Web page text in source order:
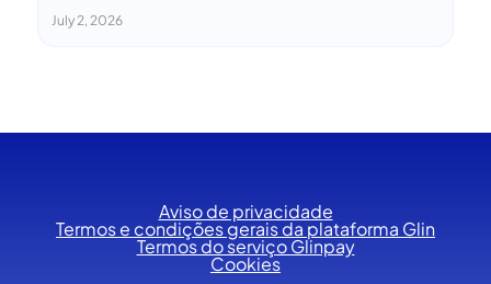
July 2, 2026
Aviso de privacidade
Termos e condições gerais da plataforma Glin
Termos do serviço Glinpay
Cookies